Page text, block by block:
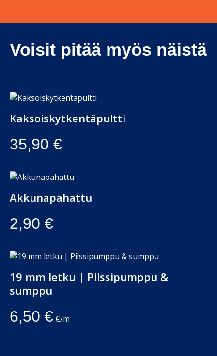
Voisit pitää myös näistä
Kaksoiskytkentäpultti
35,90 €
Akkunapahattu
2,90 €
19 mm letku | Pilssipumppu &
sumppu
6,50 € €/m